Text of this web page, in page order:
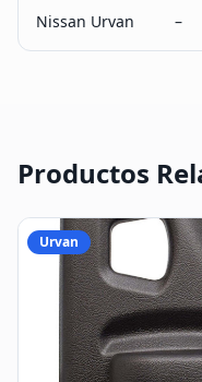
Nissan Urvan –
Productos
Urvan